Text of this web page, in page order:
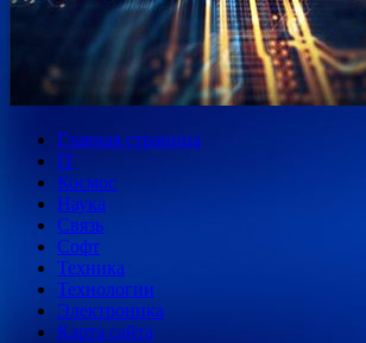
Главная страница
IT
Космос
Наука
Связь
Софт
Техника
Технологии
Электроника
Карта сайта